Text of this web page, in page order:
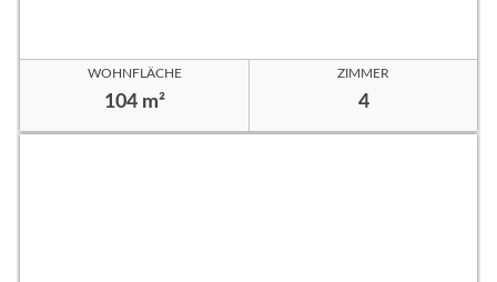
WOHNFLÄCHE
104 m²
ZIMMER
4